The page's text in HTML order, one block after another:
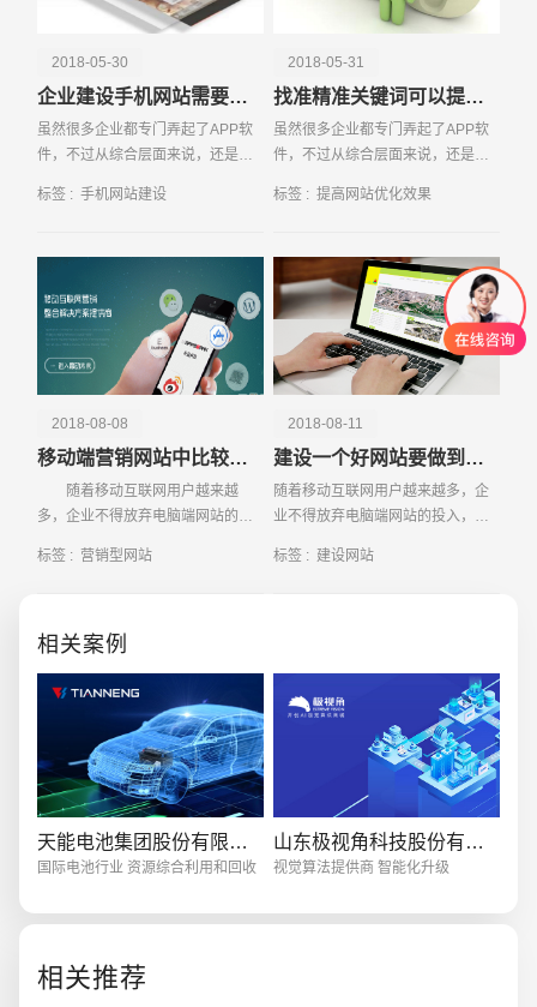
用户体验和业务效益。在这个数据驱动的时代，充分利用聚
2018-05-30
企业建设手机网站需要注意的事项
虽然很多企业都专门弄起了APP软
件，不过从综合层面来说，还是网
APP成本要低廉很多，而且受传统
标签 : 手机网站建设
2018-05-31
找准精准关键词可以提高网站优化效果
虽然很多企业都专门弄起了APP软
件，不过从综合层面来说，还是网
APP成本要低廉很多，而且受传统
寻找相关内容的人来说，
标签 : 提高网站优化效果
2018-08-08
移动端营销网站中比较重要的几个方面
随着移动互联网用户越来越
多，企业不得放弃电脑端网站的投
网站建设中，目前大家都很喜欢打
标签 : 营销型网站
2018-08-11
建设一个好网站要做到的几件事情
随着移动互联网用户越来越多，企
业不得放弃电脑端网站的投入，转
设中，目前大家都很喜欢打开APP
标签 : 建设网站
相关案例
天能电池集团股份有限公司
国际电池行业 资源综合利用和回收
山东极视角科技股份有限公司
视觉算法提供商 智能化升级
相关推荐
创意品牌型网站 · 标准企业官网建设
电商及系统平台开发 · 微信小程序开发 · 年度